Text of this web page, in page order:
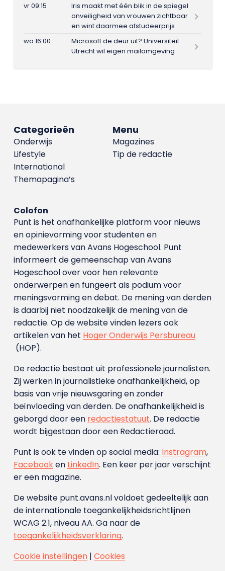
vr 09:15
Iris maakt met één blik in de spiegel
onveiligheid van vrouwen zichtbaar
en wint daarmee afstudeerprijs
wo 16:00
Microsoft de deur uit? Universiteit
Utrecht wil eigen mailomgeving
Menu
Magazines
Tip de redactie
Categorieën
Onderwijs
Lifestyle
International
Themapagina’s
Colofon
Punt is het onafhankelijke platform voor nieuws
en opinievorming voor studenten en
medewerkers van Avans Hoge­school. Punt
informeert de gemeenschap van Avans
Hogeschool over voor hen relevante
onderwerpen en fungeert als podium voor
meningsvorming en debat. De mening van derden
is daarbij niet noodzakelijk de mening van de
redactie. Op de website vinden lezers ook
artikelen van het Hoger Onderwijs Persbureau
(HOP).
De redactie bestaat uit professionele journalisten.
Zij werken in journalistieke onafhankelijkheid, op
basis van vrije nieuwsgaring en zonder
beïnvloeding van derden. De onafhankelijkheid is
geborgd door een redactiestatuut. De redactie
wordt bijgestaan door een Redactieraad.
Punt is ook te vinden op social media: Instragram,
Facebooken LinkedIn. Een keer per jaar verschijnt
er een magazine.
De website punt.avans.nl voldoet gedeeltelijk aan
de internationale toegankelijkheidsrichtlijnen
WCAG 2.1, niveau AA. Ga naar de
toegankelijkheidsverklaring.
Cookie instellingen| Cookies